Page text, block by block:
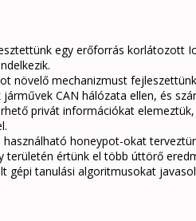
egy erőforrás korlátozott
növelő mechanizmust
CAN hálózata ellen, és
privát információkat
használható honeypot-okat
területén értünk el több úttörő
gépi tanulási algoritmusokat